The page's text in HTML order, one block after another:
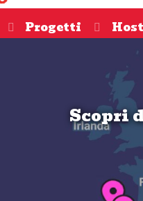
Progetti
Scopri